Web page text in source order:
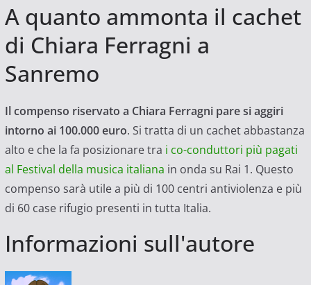
A quanto ammonta il cachet
di Chiara Ferragni a
Sanremo
Il compenso riservato a Chiara Ferragni pare si aggiri
intorno ai 100.000 euro. Si tratta di un cachet abbastanza
alto e che la fa posizionare tra i co-conduttori più pagati
al Festival della musica italiana in onda su Rai 1. Questo
compenso sarà utile a più di 100 centri antiviolenza e più
di 60 case rifugio presenti in tutta Italia.
Informazioni sull'autore